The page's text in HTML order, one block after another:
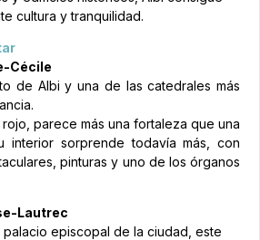
cultura y tranquilidad.
Cécile
de Albi y una de las catedrales más
parece más una fortaleza que una
interior sorprende todavía más, con
pinturas y uno de los órganos
Lautrec
episcopal de la ciudad, este